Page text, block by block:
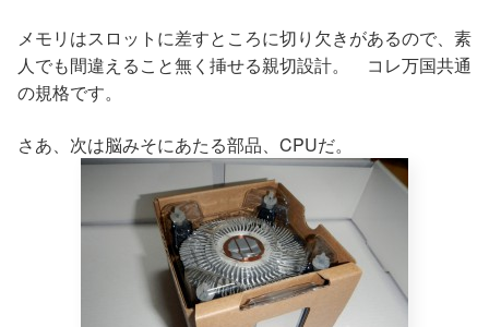
メモリはスロットに差すところに切り欠きがあるので、素
人でも間違えること無く挿せる親切設計。 コレ万国共通
の規格です。
さあ、次は脳みそにあたる部品、CPUだ。